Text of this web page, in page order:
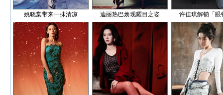
姚晓棠带来一抹清凉 迪丽热巴焕现耀目之姿 许佳琪解锁「眼